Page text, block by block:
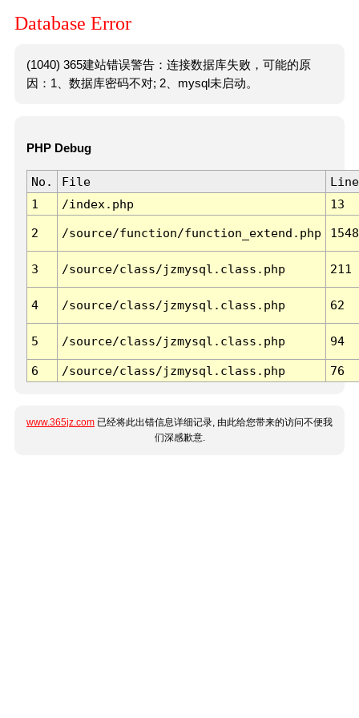
Database Error
(1040) 365建站错误警告：连接数据库失败，可能的原
因：1、数据库密码不对; 2、mysql未启动。
PHP Debug
No. File
Line
1
/index.php 13
2 /source/function/function_extend.php 1548
3 /source/class/jzmysql.class.php 211
4 /source/class/jzmysql.class.php 62
5 /source/class/jzmysql.class.php 94
6 /source/class/jzmysql.class.php 76
www.365jz.com 已经将此出错信息详细记录, 由此给您带来的访问不便我
们深感歉意.